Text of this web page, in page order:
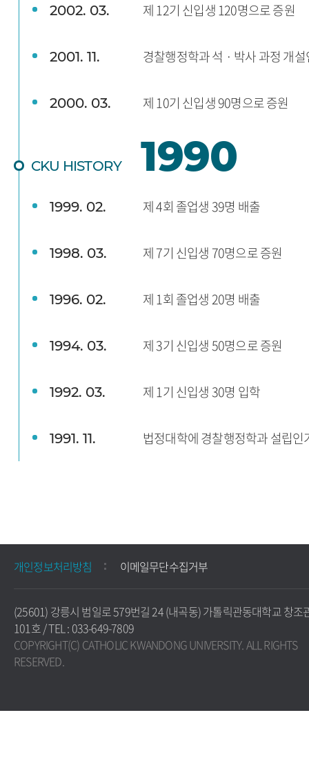
2002. 03. 제 12기 신입생 120명으로 증원
2001. 11. 경찰행정학과 석 · 박사 과정 개
2000. 03. 제 10기 신입생 90명으로 증원
CKU HISTORY 1990
1999. 02. 제 4회 졸업생 39명 배출
1998. 03. 제 7기 신입생 70명으로 증원
1996. 02. 제 1회 졸업생 20명 배출
1994. 03. 제 3기 신입생 50명으로 증원
1992. 03. 제 1기 신입생 30명 입학
1991. 11. 법정대학에 경찰행정학과 설립인
개인정보처리방침 이메일무단수집거부
(25601) 강릉시 범일로 579번길 24 (내곡동) 가톨릭관동대학교 창조
101호 / TEL : 033-649-7809
COPYRIGHT(C) CATHOLIC KWANDONG UNIVERSITY. ALL RIGHTS
RESERVED.